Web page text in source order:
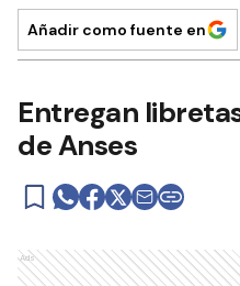
Añadir como fuente en
Entregan
de Anses
Ads